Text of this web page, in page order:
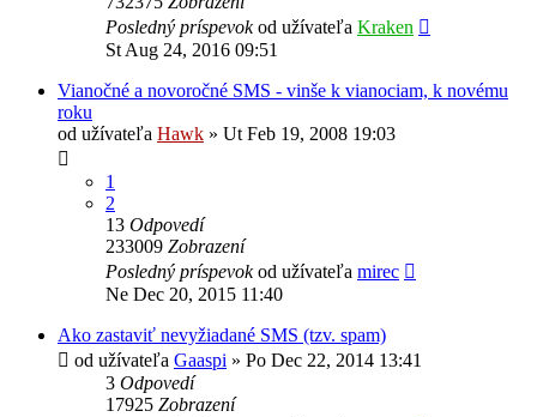
Posledný príspevokod užívateľa Kraken
St Aug 24, 2016 09:51
Vianočné a novoročné SMS - vinše k vianociam, k novému
roku
od užívateľa Hawk » Ut Feb 19, 2008 19:03
1
2
13 Odpovedí
233009 Zobrazení
Posledný príspevokod užívateľa mirec
Ne Dec 20, 2015 11:40
Ako zastaviť nevyžiadané SMS (tzv. spam)
od užívateľa Gaaspi » Po Dec 22, 2014 13:41
3 Odpovedí
17925 Zobrazení